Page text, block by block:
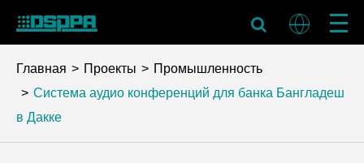
Главная Проекты
Промышленность
Система аудио конференций для банка Бангладеш
в Дакке